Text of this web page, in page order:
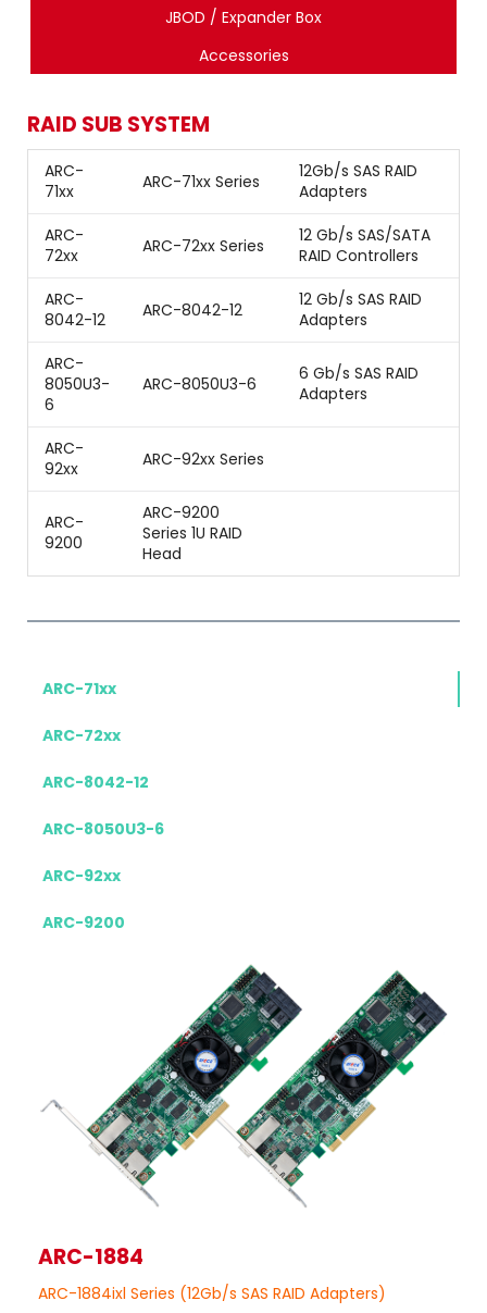
JBOD / Expander Box
Accessories
RAID SUB SYSTEM
ARC-
71xx
ARC-71xx Series
12Gb/s SAS RAID
Adapters
ARC-
72xx
ARC-72xx Series
12 Gb/s SAS/SATA
RAID Controllers
ARC-
8042-12
ARC-8042-12
12 Gb/s SAS RAID
Adapters
ARC-
8050U3-
6
ARC-8050U3-6
6 Gb/s SAS RAID
Adapters
ARC-
92xx
ARC-92xx Series
ARC-
9200
ARC-9200
Series 1U RAID
Head
ARC-71xx
ARC-72xx
ARC-8042-12
ARC-8050U3-6
ARC-92xx
ARC-9200
ARC-1884
ARC-1884ixl Series (12Gb/s SAS RAID Adapters)